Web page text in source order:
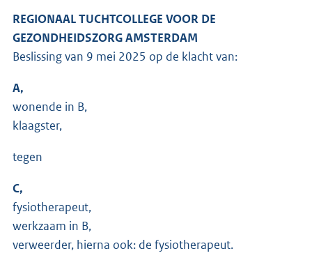
REGIONAAL TUCHTCOLLEGE VOOR DE
GEZONDHEIDSZORG AMSTERDAM
Beslissing van 9 mei 2025 op de klacht van:
A,
wonende in B,
klaagster,
tegen
C,
fysiotherapeut,
werkzaam in B,
verweerder, hierna ook: de fysiotherapeut.